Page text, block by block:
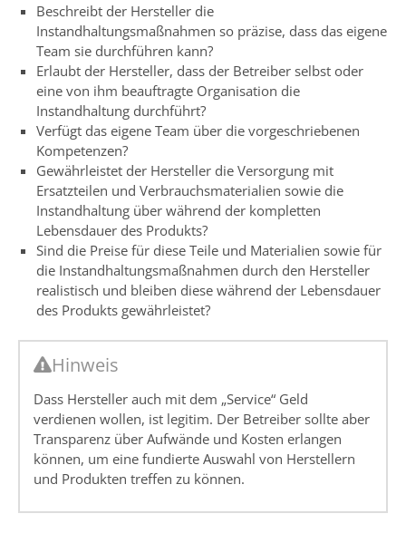
Beschreibt der Hersteller die
Instandhaltungsmaßnahmen so präzise, dass das eigene
Team sie durchführen kann?
Erlaubt der Hersteller, dass der Betreiber selbst oder
eine von ihm beauftragte Organisation die
Instandhaltung durchführt?
Verfügt das eigene Team über die vorgeschriebenen
Kompetenzen?
Gewährleistet der Hersteller die Versorgung mit
Ersatzteilen und Verbrauchsmaterialien sowie die
Instandhaltung über während der kompletten
Lebensdauer des Produkts?
Sind die Preise für diese Teile und Materialien sowie für
die Instandhaltungsmaßnahmen durch den Hersteller
realistisch und bleiben diese während der Lebensdauer
des Produkts gewährleistet?
Hinweis
Dass Hersteller auch mit dem „Service“ Geld
verdienen wollen, ist legitim. Der Betreiber sollte aber
Transparenz über Aufwände und Kosten erlangen
können, um eine fundierte Auswahl von Herstellern
und Produkten treffen zu können.